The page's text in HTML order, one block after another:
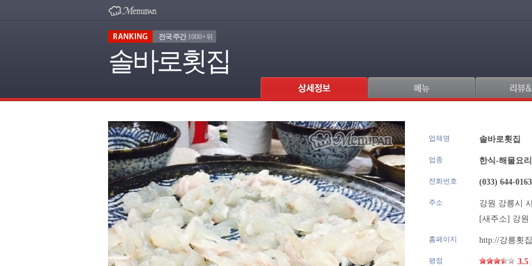
전국 주간1000+위
솔바로횟집
업체명 솔바로횟집
업종 한식-해물요리
전화번호 (033) 644-0163
주소
강원 강릉시
[새주소] 강원
홈페이지 http://강릉횟
평점 3.5